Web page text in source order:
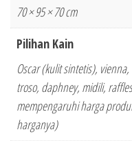
70 × 95 × 70 cm
Pilihan Kain
Oscar (kulit sintetis),
troso, daphney, midili,
mempengaruhi harga
harganya)